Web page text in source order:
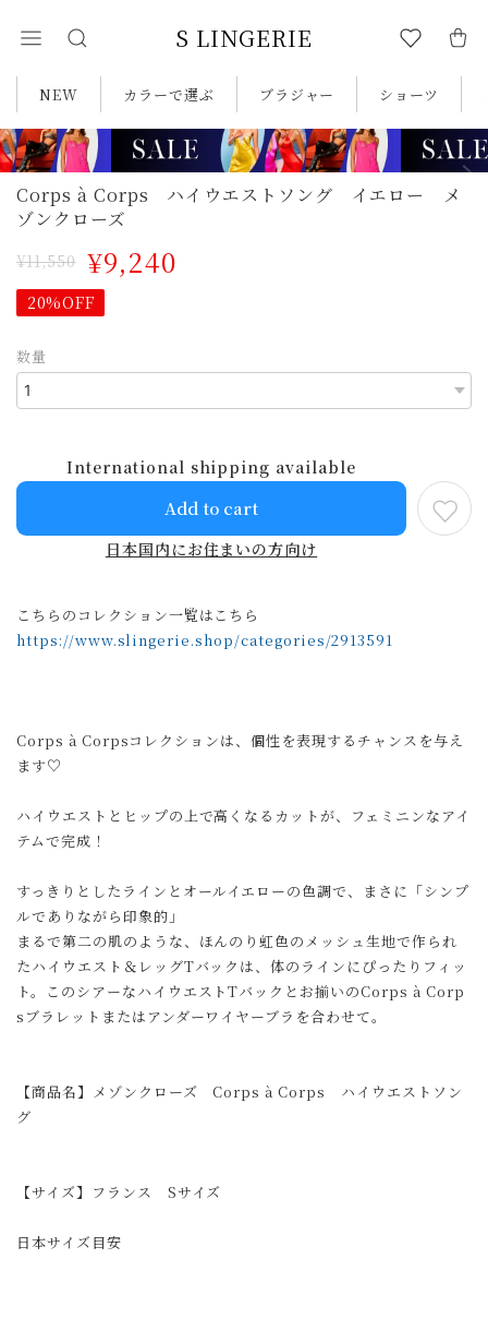
S LINGERIE
NEW カラーで選ぶ ブラジャー ショーツ
Corps à Corps ハイウエストソング イエロー メ
ゾンクローズ
¥11,550 ¥9,240
20%OFF
数量
International shipping available
Add to cart
日本国内にお住まいの方向け
こちらのコレクション一覧はこちら
https://www.slingerie.shop/categories/2913591
Corps à Corpsコレクションは、個性を表現するチャンスを与え
ます♡
ハイウエストとヒップの上で高くなるカットが、フェミニンなアイ
テムで完成！
すっきりとしたラインとオールイエローの色調で、まさに「シンプ
ルでありながら印象的」
まるで第二の肌のような、ほんのり虹色のメッシュ生地で作られ
たハイウエスト＆レッグTバックは、体のラインにぴったりフィッ
ト。このシアーなハイウエストTバックとお揃いのCorps à Corp
sブラレットまたはアンダーワイヤーブラを合わせて。
【商品名】メゾンクローズ Corps à Corps ハイウエストソン
グ
【サイズ】フランス Sサイズ
日本サイズ目安